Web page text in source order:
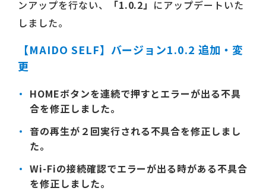
ンアップを行ない、
「1.0.2」 にアップデートいた
しました。
【MAIDO SELF】バージョン1.0.2 追加・変
更
HOMEボタンを連続で押すとエラーが出る不具
合を修正しました。
音の再生が２回実行される不具合を修正しまし
た。
Wi-Fiの接続確認でエラーが出る時がある不具合
を修正しました。